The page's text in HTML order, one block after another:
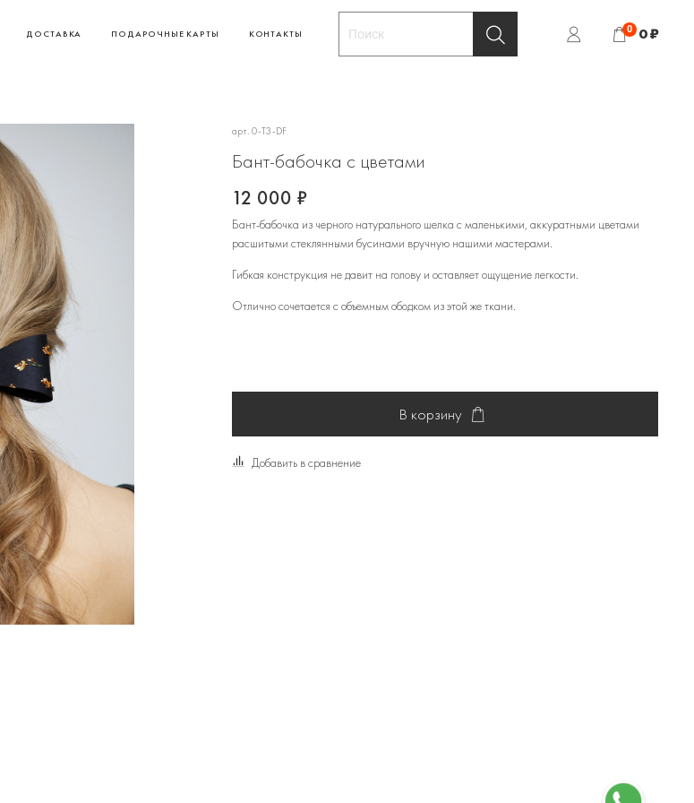
ДОСТАВКА ПОДАРОЧНЫЕ КАРТЫ КОНТАКТЫ 0 0 ₽
арт.0-T3-DF
Бант-бабочка с цветами
12 000 ₽
Бант-бабочка из черного натурального шелка с маленькими, аккуратными цветами
расшитыми стеклянными бусинами вручную нашими мастерами.
Гибкая конструкция не давит на голову и оставляет ощущение легкости.
Отлично сочетается с объемным ободком из этой же ткани.
В корзину
Добавить в сравнение